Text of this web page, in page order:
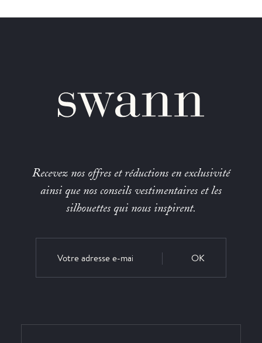
Recevez nos offres et réductions en exclusivité
ainsi que nos conseils vestimentaires et les
silhouettes qui nous inspirent.
OK